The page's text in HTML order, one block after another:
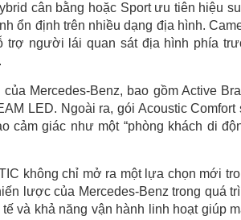
cân bằng hoặc Sport ưu tiên hiệu
ổn định trên nhiều dạng địa hình.
trợ người lái quan sát địa hình phía
Mercedes-Benz, bao gồm Active
LED. Ngoài ra, gói Acoustic Comfort
cảm giác như một “phòng khách di
không chỉ mở ra một lựa chọn mới
lược của Mercedes-Benz trong quá
và khả năng vận hành linh hoạt giúp